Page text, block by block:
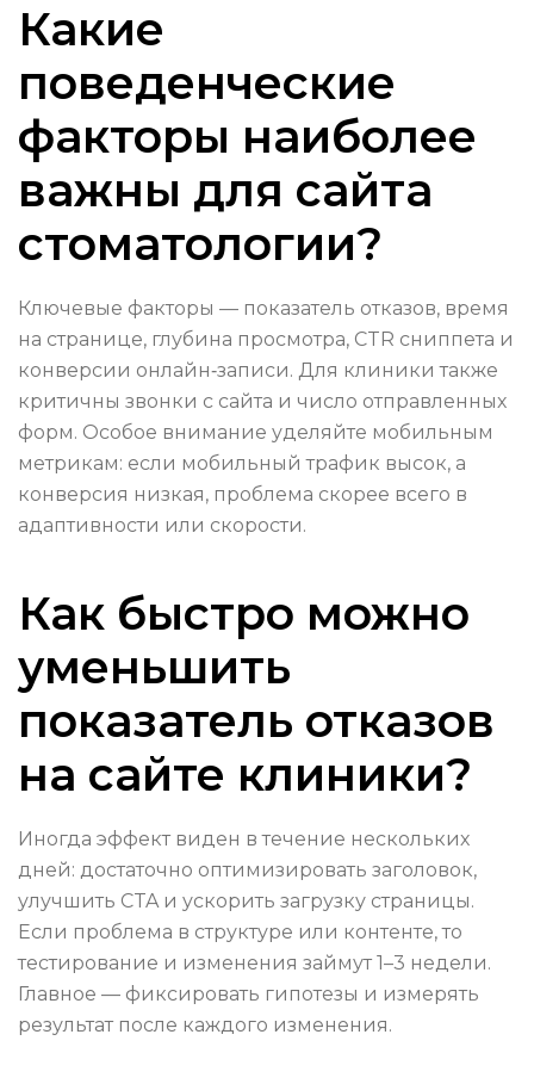
Какие
поведенческие
факторы наиболее
важны для сайта
стоматологии?
Ключевые факторы — показатель отказов, время
на странице, глубина просмотра, CTR сниппета и
конверсии онлайн‑записи. Для клиники также
критичны звонки с сайта и число отправленных
форм. Особое внимание уделяйте мобильным
метрикам: если мобильный трафик высок, а
конверсия низкая, проблема скорее всего в
адаптивности или скорости.
Как быстро можно
уменьшить
показатель отказов
на сайте клиники?
Иногда эффект виден в течение нескольких
дней: достаточно оптимизировать заголовок,
улучшить CTA и ускорить загрузку страницы.
Если проблема в структуре или контенте, то
тестирование и изменения займут 1–3 недели.
Главное — фиксировать гипотезы и измерять
результат после каждого изменения.